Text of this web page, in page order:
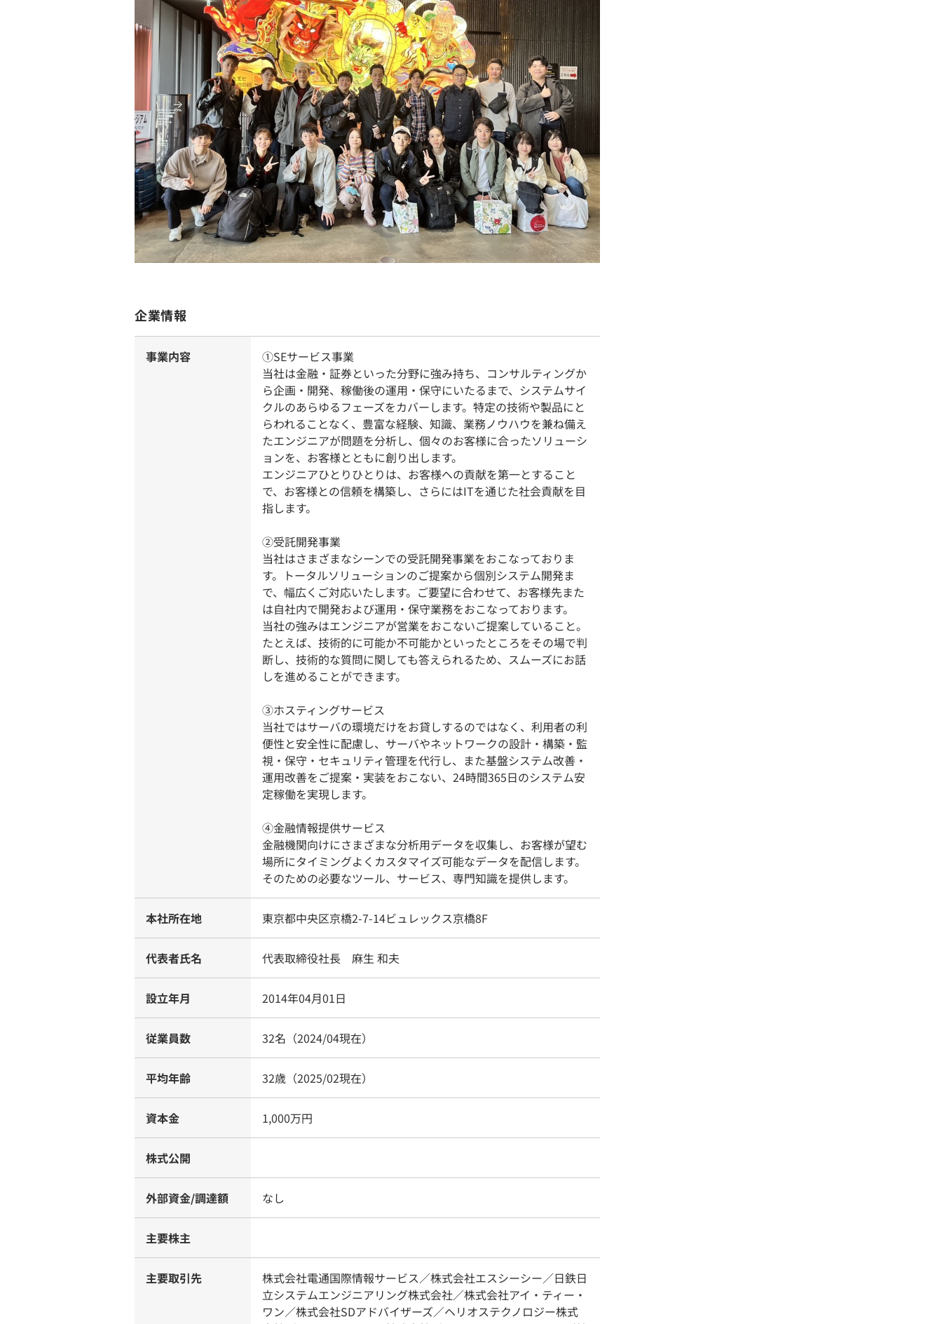
企業情報
事業内容
①SEサービス事業
当社は金融・証券といった分野に強み持ち、コンサルティングか
ら企画・開発、稼働後の運用・保守にいたるまで、システムサイ
クルのあらゆるフェーズをカバーします。特定の技術や製品にと
らわれることなく、豊富な経験、知識、業務ノウハウを兼ね備え
たエンジニアが問題を分析し、個々のお客様に合ったソリューシ
ョンを、お客様とともに創り出します。
エンジニアひとりひとりは、お客様への貢献を第一とすること
で、お客様との信頼を構築し、さらにはITを通じた社会貢献を目
指します。
②受託開発事業
当社はさまざまなシーンでの受託開発事業をおこなっておりま
す。トータルソリューションのご提案から個別システム開発ま
で、幅広くご対応いたします。ご要望に合わせて、お客様先また
は自社内で開発および運用・保守業務をおこなっております。
当社の強みはエンジニアが営業をおこないご提案していること。
たとえば、技術的に可能か不可能かといったところをその場で判
断し、技術的な質問に関しても答えられるため、スムーズにお話
しを進めることができます。
③ホスティングサービス
当社ではサーバの環境だけをお貸しするのではなく、利用者の利
便性と安全性に配慮し、サーバやネットワークの設計・構築・監
視・保守・セキュリティ管理を代行し、また基盤システム改善・
運用改善をご提案・実装をおこない、24時間365日のシステム安
定稼働を実現します。
④金融情報提供サービス
金融機関向けにさまざまな分析用データを収集し、お客様が望む
場所にタイミングよくカスタマイズ可能なデータを配信します。
そのための必要なツール、サービス、専門知識を提供します。
本社所在地 東京都中央区京橋2-7-14ビュレックス京橋8F
代表者氏名 代表取締役社長 麻生 和夫
設立年月 2014年04月01日
従業員数 32名（2024/04現在）
平均年齢 32歳（2025/02現在）
資本金 1,000万円
株式公開
外部資金/調達額 なし
主要株主
主要取引先
株式会社電通国際情報サービス／株式会社エスシーシー／⽇鉄⽇
⽴システムエンジニアリング株式会社／株式会社アイ・ティー・
ワン／株式会社SDアドバイザーズ／ヘリオステクノロジー株式